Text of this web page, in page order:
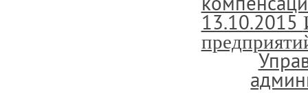
13.10.2015